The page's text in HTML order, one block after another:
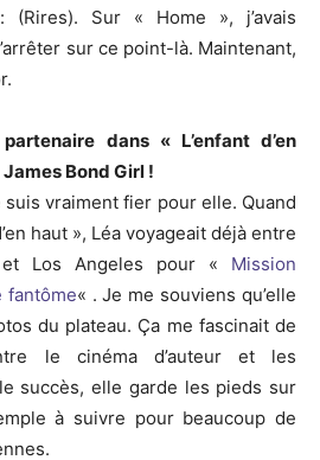
(Rires). Sur « Home », j’avais
sur ce point-là. Maintenant,
dans « L’enfant d’en
Bond Girl !
suis vraiment fier pour elle. Quand
haut », Léa voyageait déjà entre
Los Angeles pour « Mission
fantôme« . Je me souviens qu’elle
du plateau. Ça me fascinait de
le cinéma d’auteur et les
succès, elle garde les pieds sur
à suivre pour beaucoup de